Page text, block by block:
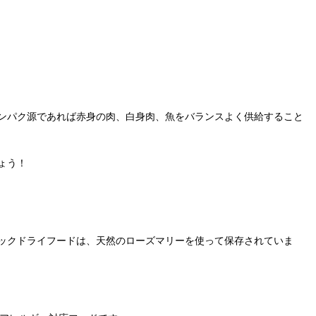
ク源であれば赤身の肉、白身肉、魚をバランスよく供給すること
う！
ドライフードは、天然のローズマリーを使って保存されていま